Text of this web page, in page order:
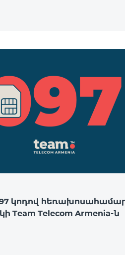
կոդով
Team Telecom Armenia-ն